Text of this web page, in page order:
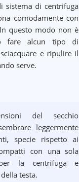
sistema di centrifuga
comodamente con
questo modo non è
fare alcun tipo di
e ripulire il
serve.
del secchio
leggermente
specie rispetto ai
con una sola
la centrifuga e
testa.